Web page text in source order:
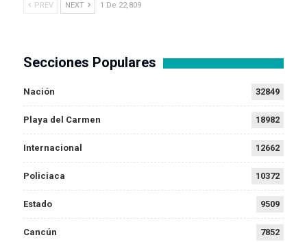
PREV NEXT 1 De 22,809
Secciones Populares
Nación 32849
Playa del Carmen 18982
Internacional 12662
Policiaca 10372
Estado 9509
Cancún 7852